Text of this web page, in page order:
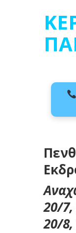
20/
20/